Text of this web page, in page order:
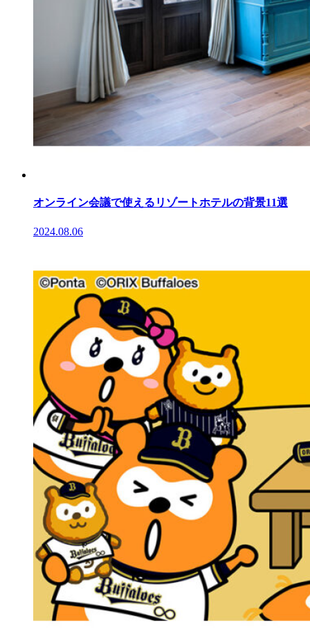
オンライン会議で使えるリゾートホテルの背景11選
2024.08.06